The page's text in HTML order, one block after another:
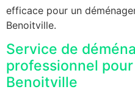
efficace pour un
Benoitville.
Service de
professionnel
Benoitville